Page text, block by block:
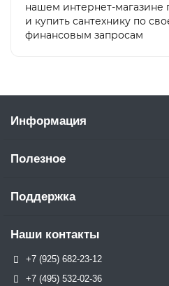
нашем интернет-магазине
и купить сантехнику по
финансовым запросам
Информация
Полезное
Поддержка
Наши контакты
+7 (925) 682-23-12
+7 (495) 532-02-36